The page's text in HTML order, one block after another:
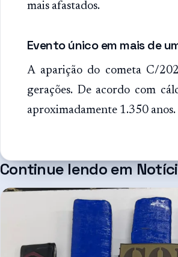
mais afastados.
Evento único em mais de
A aparição do cometa C/
gerações. De acordo com
aproximadamente 1.350 anos.
Continue lendo em